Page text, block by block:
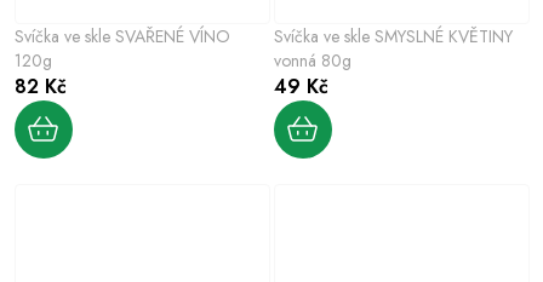
Svíčka ve skle SVAŘENÉ VÍNO
120g
82 Kč
Svíčka ve skle SMYSLNÉ KVĚTINY
vonná 80g
49 Kč